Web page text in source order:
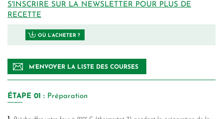
OÙ L’ACHETER ?
M’ENVOYER LA LISTE DES COURSES
S'INSCRIRE SUR LA NEWSLETTER POUR PLUS DE
RECETTE
ÉTAPE 01 : Préparation